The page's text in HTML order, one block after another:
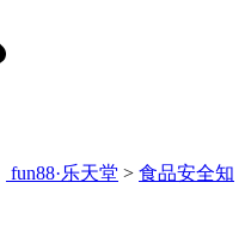
fun88·乐天堂 > 食品安全知